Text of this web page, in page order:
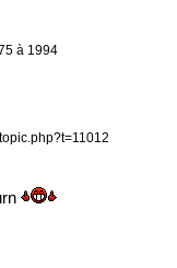
à 1994